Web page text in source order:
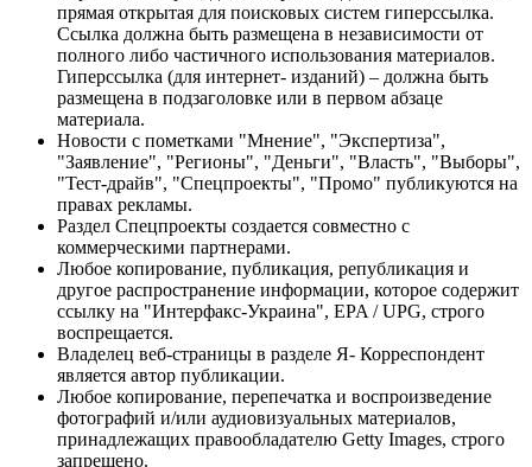
прямая открытая для поисковых систем гиперссылка.
Ссылка должна быть размещена в независимости от
полного либо частичного использования материалов.
Гиперссылка (для интернет- изданий) – должна быть
размещена в подзаголовке или в первом абзаце
материала.
Новости с пометками "Мнение", "Экспертиза",
"Заявление", "Регионы", "Деньги", "Власть", "Выборы",
"Тест-драйв", "Спецпроекты", "Промо" публикуются на
правах рекламы.
Раздел Спецпроекты создается совместно с
коммерческими партнерами.
Любое копирование, публикация, републикация и
другое распространение информации, которое содержит
ссылку на "Интерфакс-Украина", EPA / UPG, строго
воспрещается.
Владелец веб-страницы в разделе Я- Корреспондент
является автор публикации.
Любое копирование, перепечатка и воспроизведение
фотографий и/или аудиовизуальных материалов,
принадлежащих правообладателю Getty Images, строго
запрещено.